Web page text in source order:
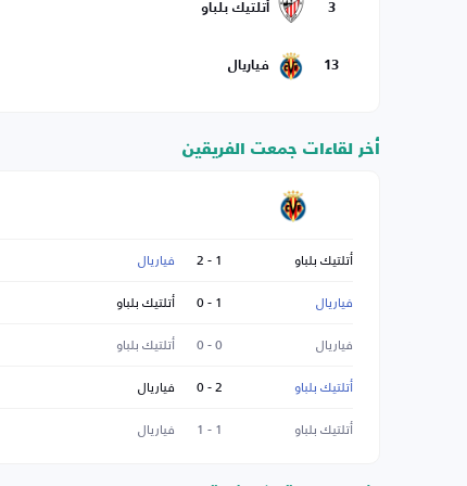
3 أتلتيك بلباو
13 فياريال
أخر لقاءات جمعت الفريقين
أتلتيك بلباو 1 - 2 فياريال
فياريال
1 - 0 أتلتيك بلباو
فياريال
0 - 0 أتلتيك بلباو
أتلتيك بلباو
2 - 0 فياريال
أتلتيك بلباو
1 - 1 فياريال